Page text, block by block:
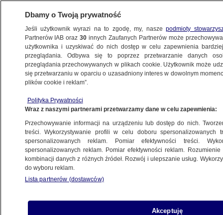
LOTTO
Milionowe wygrane w Lotto. Ogromne
pieniądze, które przepadły w Polsce
Joanna Rubin-Sobolewska
Osiem milionów do wygrania w Lotto
BIZNES
Kumulacja w Lotto w górę
Dbamy o Twoją prywatność
Jeśli użytkownik wyrazi na to zgodę, my, naszepodmioty
Partnerów IAB oraz30 innych Zaufanych Partnerów może
użytkownika i uzyskiwać do nich dostęp w celu zapewnienia
przeglądania. Odbywa się to poprzez przetwarzanie danych
przeglądania przechowywanych w plikach cookie. Użytkownik może
się przetwarzaniu w oparciu o uzasadniony interes w dowolnym
plików cookie i reklam”.
Polityka Prywatności
Wraz z naszymi partnerami przetwarzamy dane w celu zapewnienia:
Przechowywanie informacji na urządzeniu lub dostęp do nich.
treści. Wykorzystywanie profili w celu doboru spersonalizowanych
spersonalizowanych reklam. Pomiar efektywności treści.
spersonalizowanych reklam. Pomiar efektywności reklam.
kombinacji danych z różnych źródeł. Rozwój i ulepszanie usług.
do wyboru reklam.
Lista partnerów (dostawców)
Akceptuję